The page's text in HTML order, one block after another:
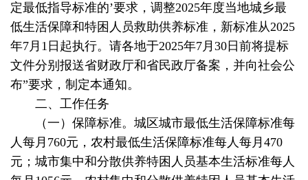
定最低指导标准的’要求，调整2025年度当地城乡最
低生活保障和特困人员救助供养标准，新标准从2025
年7月1日起执行。请各地于2025年7月30日前将提标
文件分别报送省财政厅和省民政厅备案，并向社会公
布”要求，制定本通知。
二、工作任务
（一）保障标准。城区城市最低生活保障标准每
人每月760元，农村最低生活保障标准每人每月470
元；城市集中和分散供养特困人员基本生活标准每人